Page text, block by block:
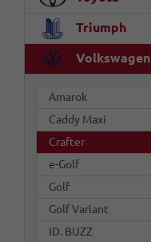
Triumph
Volkswagen
Amarok
Caddy Maxi
Crafter
e-Golf
Golf
Golf Variant
ID. BUZZ